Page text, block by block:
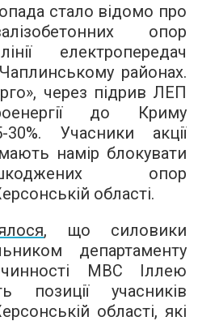
стало відомо про
опор
електропередач
районах.
через підрив ЛЕП
до Криму
Учасники акції
намір блокувати
опор
області.
, що силовики
департаменту
МВС Іллею
позиції учасників
області, які